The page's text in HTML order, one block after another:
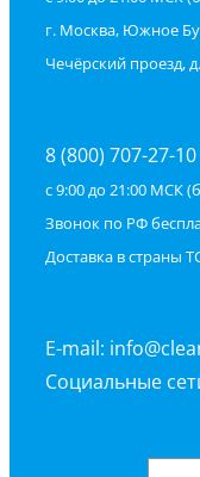
г. Москва, Южное
Чечёрский проезд,
8 (800) 707-27-10
с 9:00 до 21:00 МСК
Звонок по РФ
Доставка в страны
E-mail:
Социальные